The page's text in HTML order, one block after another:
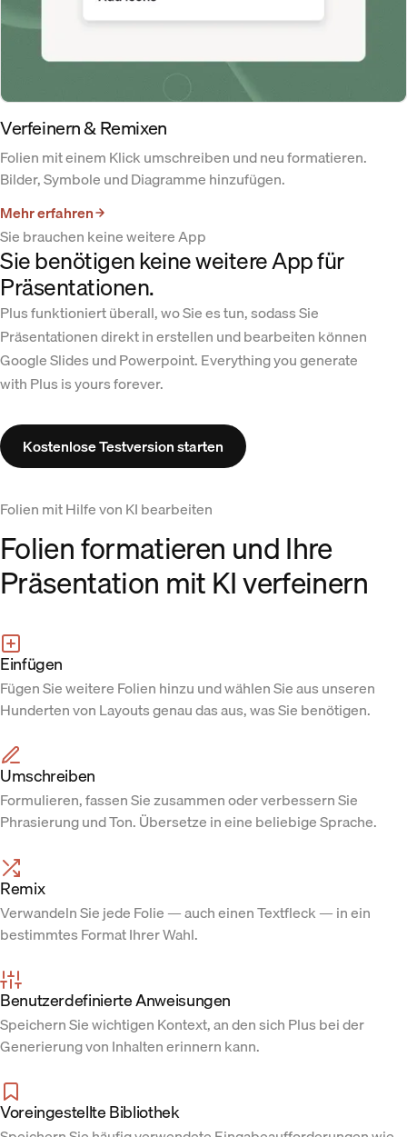
Verfeinern & Remixen
Folien mit einem Klick umschreiben und neu formatieren.
Bilder, Symbole und Diagramme hinzufügen.
Mehr erfahren
Sie brauchen keine weitere App
Sie benötigen keine weitere App für
Präsentationen.
Plus funktioniert überall, wo Sie es tun, sodass Sie
Präsentationen direkt in erstellen und bearbeiten können
Google Slides und Powerpoint. Everything you generate
with Plus is yours forever.
Kostenlose Testversion starten
Folien mit Hilfe von KI bearbeiten
Folien formatieren und Ihre
Präsentation mit KI verfeinern
Einfügen
Fügen Sie weitere Folien hinzu und wählen Sie aus unseren
Hunderten von Layouts genau das aus, was Sie benötigen.
Umschreiben
Formulieren, fassen Sie zusammen oder verbessern Sie
Phrasierung und Ton. Übersetze in eine beliebige Sprache.
Remix
Verwandeln Sie jede Folie — auch einen Textfleck — in ein
bestimmtes Format Ihrer Wahl.
Benutzerdefinierte Anweisungen
Speichern Sie wichtigen Kontext, an den sich Plus bei der
Generierung von Inhalten erinnern kann.
Voreingestellte Bibliothek